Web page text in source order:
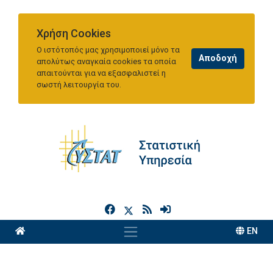
Χρήση Cookies
Ο ιστότοπός μας χρησιμοποιεί μόνο τα
απολύτως αναγκαία cookies τα οποία
απαιτούνται για να εξασφαλιστεί η
σωστή λειτουργία του.
h
EN